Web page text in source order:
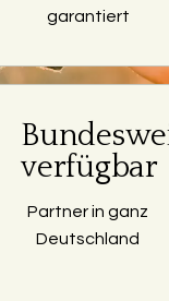
garantiert
verfügbar
Partner in ganz
Deutschland